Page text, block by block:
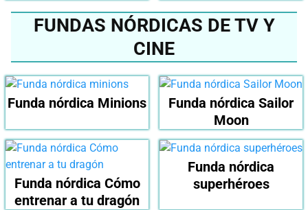
FUNDAS NÓRDICAS DE TV Y
CINE
Funda nórdica Minions
Funda nórdica Sailor
Moon
Funda nórdica Cómo
entrenar a tu dragón
Funda nórdica
superhéroes